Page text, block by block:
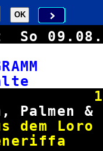
So
dem